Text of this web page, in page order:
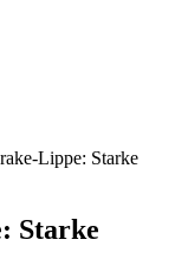
Lippe: Starke
Starke